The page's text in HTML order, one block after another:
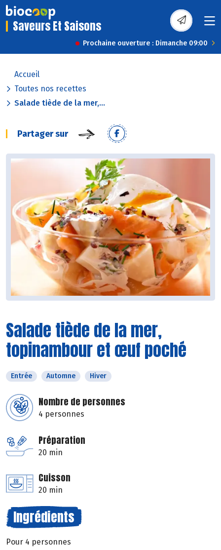
Saveurs Et Saisons
Prochaine ouverture : Dimanche 09:00
Accueil
Toutes nos recettes
Salade tiède de la mer,...
Partager sur
Salade tiède de la mer,
topinambour et œuf poché
Entrée Automne Hiver
Nombre de personnes
4 personnes
Préparation
20 min
Cuisson
20 min
Ingrédients
Pour 4 personnes